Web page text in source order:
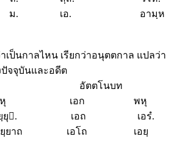
. เอ. อามฺห
ป็นกาลไหน เรียกว่าอนุตตกาล แปลว่า
ปัจจุบันและอดีต
อัตตโนบท
พหุ เอก พหุ
ยฺยุ. เอถ เอรํ.
อยฺยาถ เอโถ เอยฺ